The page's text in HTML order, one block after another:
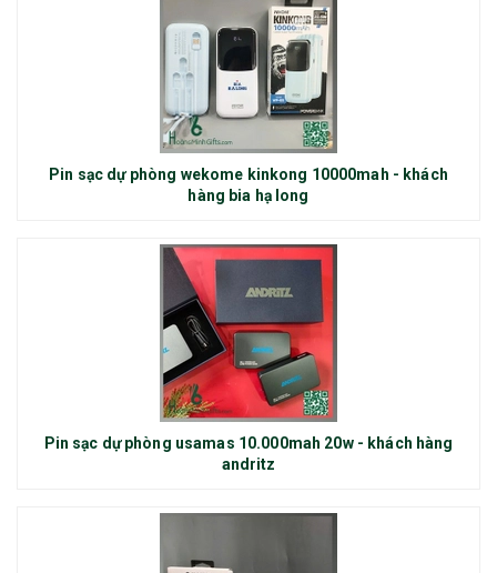
Pin sạc dự phòng wekome kinkong 10000mah - khách
hàng bia hạ long
Pin sạc dự phòng usamas 10.000mah 20w - khách hàng
andritz